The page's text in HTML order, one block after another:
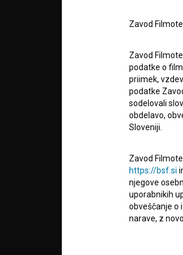
info@filmoteka.si
Tehnična pomoč:
Mednarodna številka ISSN
Projekt sofinancira:
Zavod
Zavod
podatke o
priimek,
podatke
sodelovali
obdelavo,
Sloveniji.
Zavod
https://bsf.si
njegove
uporabnikih
obveščanje o
narave, z